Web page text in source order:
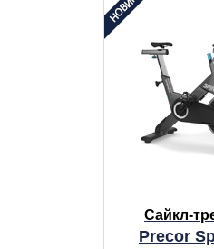
Сайкл-
Precor